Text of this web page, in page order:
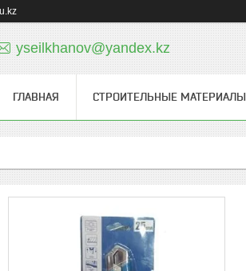
yseilkhanov@yandex.kz
ГЛАВНАЯ СТРОИТЕЛЬНЫЕ МАТЕРИАЛЫ